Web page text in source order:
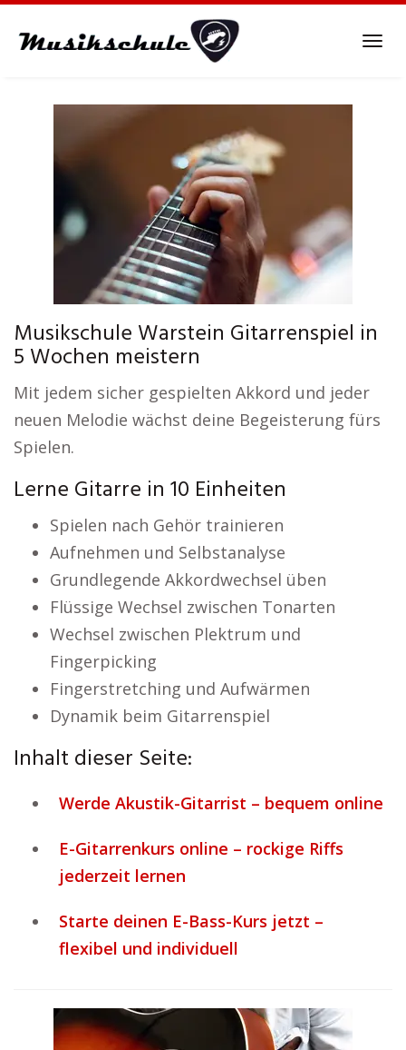
Musikschule Warstein Gitarrenspiel in
5 Wochen meistern
Mit jedem sicher gespielten Akkord und jeder
neuen Melodie wächst deine Begeisterung fürs
Spielen.
Lerne Gitarre in 10 Einheiten
Spielen nach Gehör trainieren
Aufnehmen und Selbstanalyse
Grundlegende Akkordwechsel üben
Flüssige Wechsel zwischen Tonarten
Wechsel zwischen Plektrum und
Fingerpicking
Fingerstretching und Aufwärmen
Dynamik beim Gitarrenspiel
Inhalt dieser Seite:
Werde Akustik-Gitarrist – bequem online
E-Gitarrenkurs online – rockige Riffs
jederzeit lernen
Starte deinen E-Bass-Kurs jetzt –
flexibel und individuell